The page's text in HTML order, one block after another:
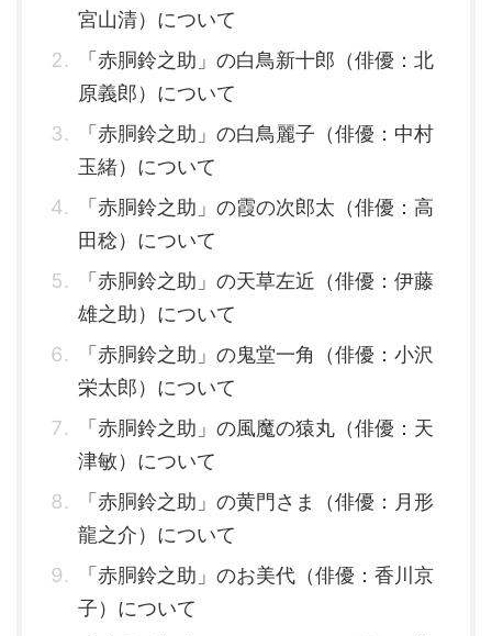
宮山清）について
「赤胴鈴之助」の白鳥新十郎（俳優：北
原義郎）について
「赤胴鈴之助」の白鳥麗子（俳優：中村
玉緒）について
「赤胴鈴之助」の霞の次郎太（俳優：高
田稔）について
「赤胴鈴之助」の天草左近（俳優：伊藤
雄之助）について
「赤胴鈴之助」の鬼堂一角（俳優：小沢
栄太郎）について
「赤胴鈴之助」の風魔の猿丸（俳優：天
津敏）について
「赤胴鈴之助」の黄門さま（俳優：月形
龍之介）について
「赤胴鈴之助」のお美代（俳優：香川京
子）について